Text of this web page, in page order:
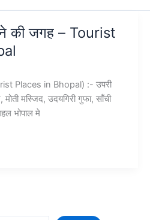
की जगह – Tourist
Places in Bhopal) :- उपरी
मोती मस्जिद, उदयगिरी गुफा, साँची
भोपाल मे